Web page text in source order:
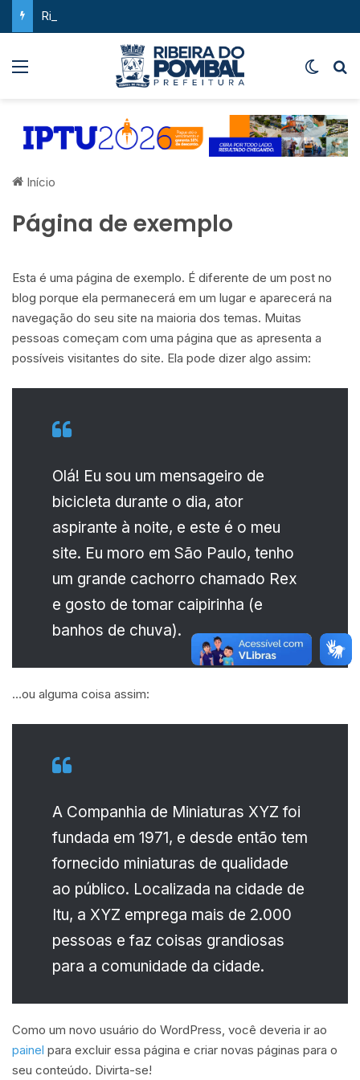
Menu
Início
Página de exemplo
Esta é uma página de exemplo. É diferente de um post no
blog porque ela permanecerá em um lugar e aparecerá na
navegação do seu site na maioria dos temas. Muitas
pessoas começam com uma página que as apresenta a
possíveis visitantes do site. Ela pode dizer algo assim:
Olá! Eu sou um mensageiro de
bicicleta durante o dia, ator
aspirante à noite, e este é o meu
site. Eu moro em São Paulo, tenho
um grande cachorro chamado Rex
e gosto de tomar caipirinha (e
banhos de chuva).
…ou alguma coisa assim:
A Companhia de Miniaturas XYZ foi
fundada em 1971, e desde então tem
fornecido miniaturas de qualidade
ao público. Localizada na cidade de
Itu, a XYZ emprega mais de 2.000
pessoas e faz coisas grandiosas
para a comunidade da cidade.
Como um novo usuário do WordPress, você deveria ir ao
painel para excluir essa página e criar novas páginas para o
seu conteúdo. Divirta-se!